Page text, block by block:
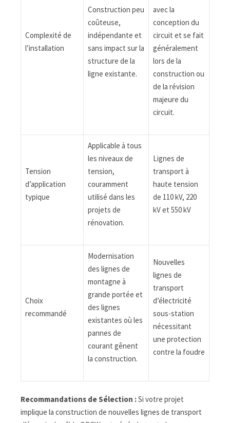
Complexité de
l’installation
Construction peu
coûteuse,
indépendante et
sans impact sur la
structure de la
ligne existante.
avec la
conception du
circuit et se fait
généralement
lors de la
construction ou
de la révision
majeure du
circuit.
Tension
d’application
typique
Applicable à tous
les niveaux de
tension,
couramment
utilisé dans les
projets de
rénovation.
Lignes de
transport à
haute tension
de 110 kV, 220
kV et 550 kV
Choix
recommandé
Modernisation
des lignes de
montagne à
grande portée et
des lignes
existantes où les
pannes de
courant gênent
la construction.
Nouvelles
lignes de
transport
d’électricité
sous-station
nécessitant
une protection
contre la foudre
Recommandations de Sélection :Si votre projet
implique la construction de nouvelles lignes de transport